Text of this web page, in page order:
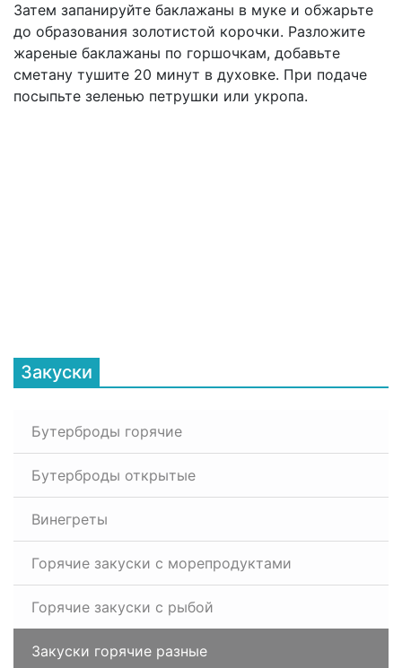
Затем запанируйте баклажаны в муке и обжарьте
до образования золотистой корочки. Разложите
жареные баклажаны по горшочкам, добавьте
сметану тушите 20 минут в духовке. При подаче
посыпьте зеленью петрушки или укропа.
Закуски
Бутерброды горячие
Бутерброды открытые
Винегреты
Горячие закуски с морепродуктами
Горячие закуски с рыбой
Закуски горячие разные